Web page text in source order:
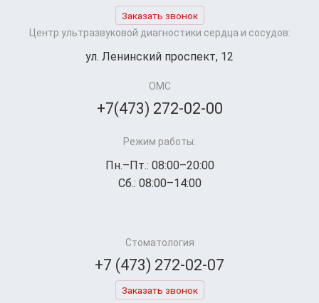
Заказать звонок
Центр ультразвуковой диагностики сердца и сосудов:
ул. Ленинский проспект, 12
ОМС
+7(473) 272-02-00
Режим работы:
Пн.–Пт.: 08:00–20:00
Сб.: 08:00–14:00
Стоматология
+7 (473) 272-02-07
Заказать звонок